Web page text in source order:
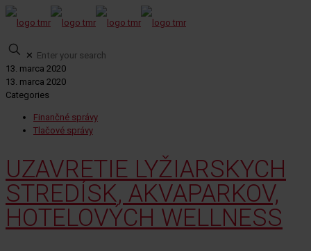
✕
13. marca 2020
13. marca 2020
Categories
Finančné správy
Tlačové správy
UZAVRETIE LYŽIARSKYCH
STREDÍSK, AKVAPARKOV,
HOTELOVÝCH WELLNESS